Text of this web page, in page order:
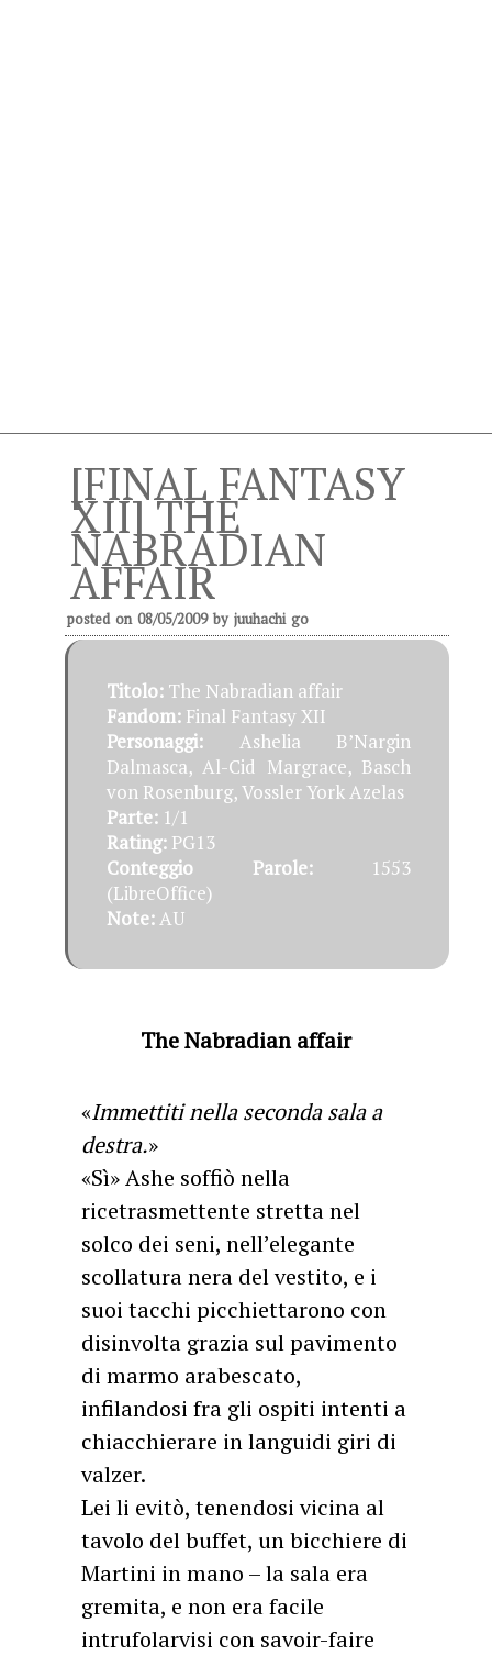
[FINAL FANTASY
XII] THE
NABRADIAN
AFFAIR
posted on 08/05/2009by juuhachi go
Titolo: The Nabradian affair
Fandom: Final Fantasy XII
Personaggi: Ashelia B’Nargin
Dalmasca, Al-Cid Margrace, Basch
von Rosenburg, Vossler York Azelas
Parte: 1/1
Rating: PG13
Conteggio Parole:1553
(LibreOffice)
Note:AU
The Nabradian affair
«Immettiti nella seconda sala a
destra.»
«Sì» Ashe soffiò nella
ricetrasmettente stretta nel
solco dei seni, nell’elegante
scollatura nera del vestito, e i
suoi tacchi picchiettarono con
disinvolta grazia sul pavimento
di marmo arabescato,
infilandosi fra gli ospiti intenti a
chiacchierare in languidi giri di
valzer.
Lei li evitò, tenendosi vicina al
tavolo del buffet, un bicchiere di
Martini in mano – la sala era
gremita, e non era facile
intrufolarvisi con savoir-faire